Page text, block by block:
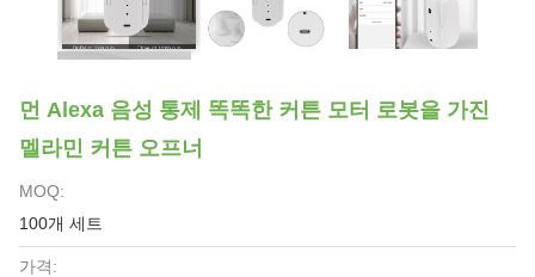
먼 Alexa 음성 통제 똑똑한 커튼 모터 로봇을 가진
멜라민 커튼 오프너
MOQ:
100개 세트
가격: